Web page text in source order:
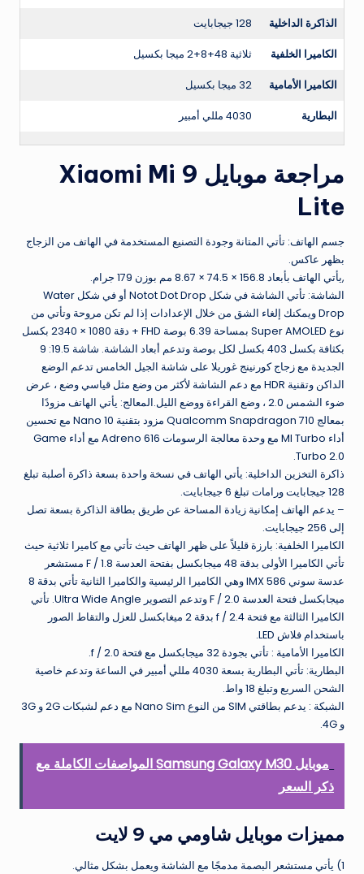
الذاكرة الداخلية 128 جيجابايت
الكاميرا الخلفية ثلاثية 48+8+2 ميجا بكسيل
الكاميرا الأمامية 32 ميجا بكسيل
البطارية 4030 مللي أمبير
مراجعة موبايل Xiaomi Mi 9
Lite
جسم الهاتف: تأتي المتانة وجودة التصنيع المستخدمة في الهاتف من الزجاج
بظهر عاكس.
,يأتي الهاتف بأبعاد 156.8 × 74.5 × 8.67 مم بوزن 179 جرام.
الشاشة: تأتي الشاشة في شكل Notot Dot Drop أو في شكل Water
Drop ويمكنك إلغاء الشق من خلال الإعدادات إذا لم تكن مروحة وتأتي من
نوع Super AMOLED بمساحة 6.39 بوصة FHD + دقة 1080 × 2340 بكسل
بكثافة بكسل 403 بكسل لكل بوصة وتدعم أبعاد الشاشة. شاشة 19.5: 9
الجديدة مع زجاج كورنينج غوريلا على شاشة الجيل الخامس تدعم الوضع
الداكن وتقنية HDR مع دعم الشاشة لأكثر من وضع مثل قياسي وضع ، عرض
ضوء الشمس 2.0 ، وضع القراءة ووضع الليل.المعالج: يأتي الهاتف مزودًا
بمعالج Qualcomm Snapdragon 710 مزود بتقنية 10 Nano مع تحسين
أداء MI Turbo مع وحدة معالجة الرسومات Adreno 616 مع أداء Game
Turbo 2.0.
ذاكرة التخزين الداخلية: يأتي الهاتف في نسخة واحدة بسعة ذاكرة أصلبة تبلغ
128 جيجابايت ورامات تبلغ 6 جيجابايت.
– يدعم الهاتف إمكانية زيادة المساحة عن طريق بطاقة الذاكرة بسعة تصل
إلى 256 جيجابايت.
الكاميرا الخلفية: بارزة قليلاً على ظهر الهاتف حيث تأتي مع كاميرا ثلاثية حيث
تأتي الكاميرا الأولى بدقة 48 ميجابكسل بفتحة العدسة F / 1.8 مستشعر
عدسة سوني IMX 586 وهي الكاميرا الرئيسية والكاميرا الثانية تأتي بدقة 8
ميجابكسل فتحة العدسة F / 2.0 وتدعم التصوير Ultra Wide Angle. تأتي
الكاميرا الثالثة مع فتحة f / 2.4 بدقة 2 ميغابكسل للعزل والتقاط الصور
باستخدام فلاش LED.
الكاميرا الأمامية : تأتي بجودة 32 ميجابكسل مع فتحة f / 2.0.
البطارية: تأتي البطارية بسعة 4030 مللي أمبير في الساعة وتدعم خاصية
الشحن السريع وتبلغ 18 واط.
الشبكة : يدعم بطاقتي SIM من النوع Nano Sim مع دعم لشبكات 2G و 3G
و 4G.
موبايل Samsung Galaxy M30 المواصفات الكاملة مع
ذكر السعر
مميزات موبايل شاومي مي 9 لايت
1) يأتي مستشعر البصمة مدمجًا مع الشاشة ويعمل بشكل مثالي.